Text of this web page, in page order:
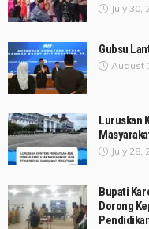
July 30,
Gubsu
August
Luruskan
July 28,
Bupati
Dorong